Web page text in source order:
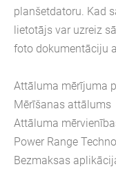
planšetdatoru. Kad
lietotājs var uzreiz
foto dokumentāciju
Attāluma mērījuma
Mērīšanas
Attāluma
Power Range
Bezmaksas